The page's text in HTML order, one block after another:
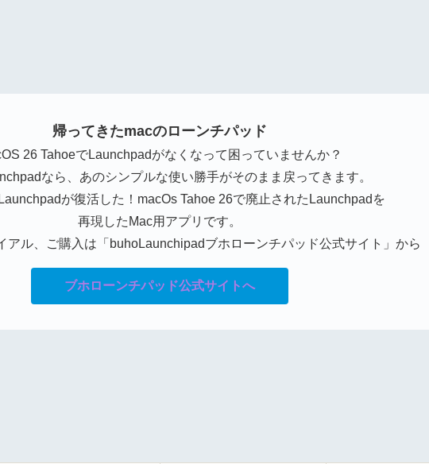
帰ってきたmacのローンチパッド
26 TahoeでLaunchpadがなくなって困っていませんか？
なら、あのシンプルな使い勝手がそのまま戻ってきます。
が復活した！macOs Tahoe 26で廃止されたLaunchpadを
再現したMac用アプリです。
アル、ご購入は「buhoLaunchipadブホローンチパッド公式サイト」から
ブホローンチパッド公式サイトへ